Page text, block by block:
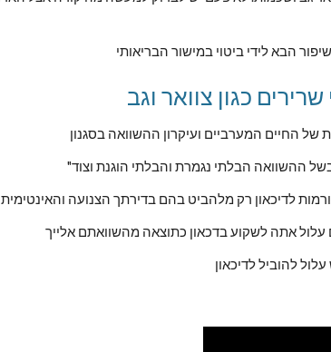
הבא לידי ביטוי במישור הבריאותי
החיים המערביים ועיקרון ההשוואה בסגנון
ההשוואה הבלתי נגמרת והבלתי הוגנת וצוד
לדיכאון רק מלהביט בהם בדירתך הצנועה והאינטימית
אתה לשקוע בדכאון כתוצאה מהשוואתם אלייך
להוביל לדיכאון